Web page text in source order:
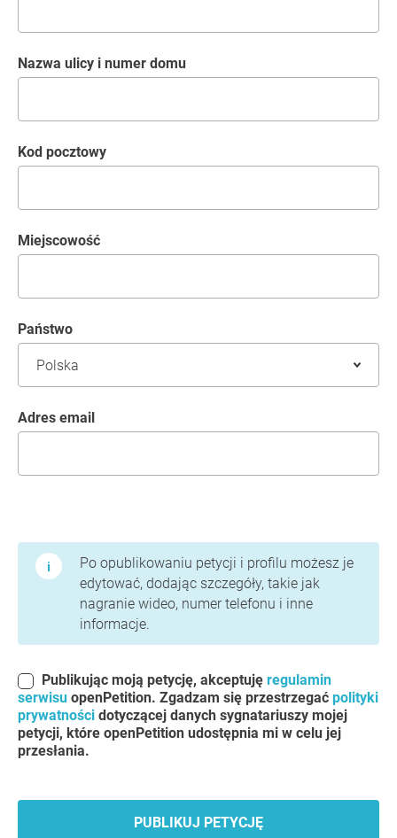
Nazwa ulicy i numer domu
kod pocztowy
Miejscowość
Państwo
Adres email
Po opublikowaniu petycji i profilu możesz je
edytować, dodając szczegóły, takie jak
nagranie wideo, numer telefonu i inne
informacje.
Publikując moją petycję, akceptuję regulamin
serwisu openPetition. Zgadzam się przestrzegać polityki
prywatności dotyczącej danych sygnatariuszy mojej
petycji, które openPetition udostępnia mi w celu jej
przesłania.
PUBLIKUJ PETYCJĘ